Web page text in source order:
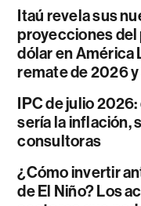
Itaú revela sus
proyecciones del
dólar en América
remate de 2026
IPC de julio
sería la inflación,
consultoras
¿Cómo invertir
de El Niño? Los